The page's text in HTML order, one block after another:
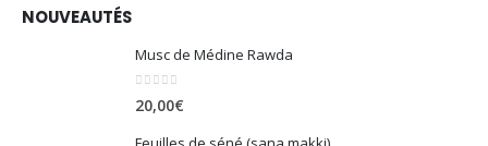
NOUVEAUTÉS
Musc de Médine Rawda
20,00€